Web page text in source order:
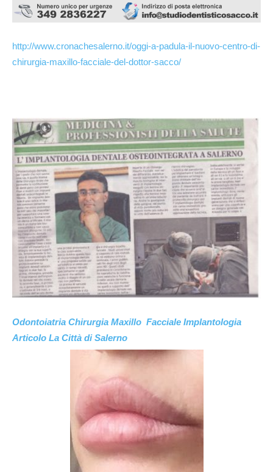
http://www.cronachesalerno.it/oggi-a-padula-il-nuovo-centro-di-
chirurgia-maxillo-facciale-del-dottor-sacco/
Odontoiatria Chirurgia Maxillo Facciale Implantologia
Articolo La Città di Salerno